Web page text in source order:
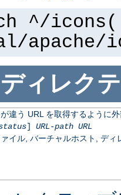
^/
apache/
ディレク
違う URL を取得するように
] URL-path URL
イル, バーチャルホスト, ディ